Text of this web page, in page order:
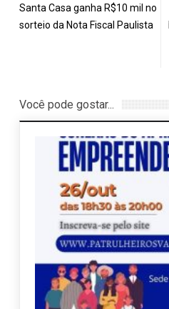
Santa Casa ganha R$10 mil no
sorteio da Nota Fiscal Paulista
Você pode gostar...